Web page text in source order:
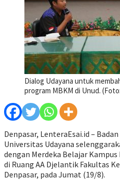
Dialog Udayana untuk
program MBKM di Unud.
Denpasar, LenteraEsai.id –
Universitas Udayana
dengan Merdeka Belajar
di Ruang AA Djelantik Fakultas
Denpasar, pada Jumat (19/8).